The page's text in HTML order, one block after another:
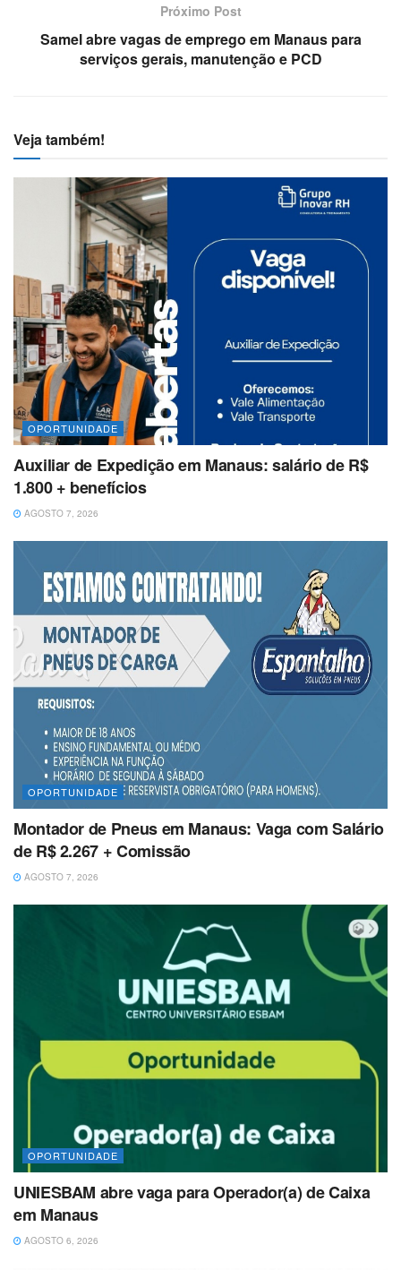
Próximo Post
Samel abre vagas de emprego em Manaus para
serviços gerais, manutenção e PCD
Veja também!
OPORTUNIDADE
Auxiliar de Expedição em Manaus: salário de R$
1.800 + benefícios
AGOSTO 7, 2026
OPORTUNIDADE
Montador de Pneus em Manaus: Vaga com Salário
de R$ 2.267 + Comissão
AGOSTO 7, 2026
OPORTUNIDADE
UNIESBAM abre vaga para Operador(a) de Caixa
em Manaus
AGOSTO 6, 2026